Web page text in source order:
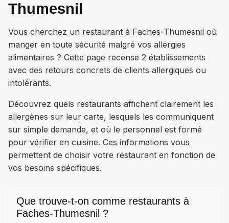
Thumesnil
Vous cherchez un restaurant à Faches-Thumesnil où
manger en toute sécurité malgré vos allergies
alimentaires ? Cette page recense 2 établissements
avec des retours concrets de clients allergiques ou
intolérants.
Découvrez quels restaurants affichent clairement les
allergènes sur leur carte, lesquels les communiquent
sur simple demande, et où le personnel est formé
pour vérifier en cuisine. Ces informations vous
permettent de choisir votre restaurant en fonction de
vos besoins spécifiques.
Que trouve-t-on comme restaurants à
Faches-Thumesnil ?